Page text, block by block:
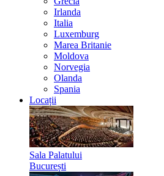
Irlanda
Italia
Luxemburg
Marea Britanie
Moldova
Norvegia
Olanda
Spania
Locații
Sala Palatului
București